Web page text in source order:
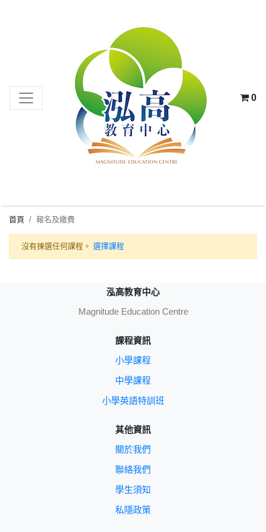
0
首頁 報名及繳費
沒有揀選任何課程。 選擇課程
泓高教育中心
Magnitude Education Centre
課程資訊
小學課程
中學課程
小學英語特訓班
其他資訊
關於我們
聯絡我們
學生須知
私隱政策